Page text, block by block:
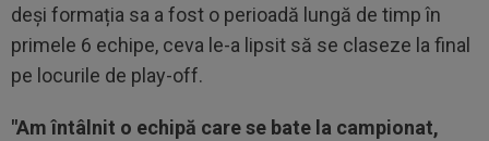
deși formația sa a fost o perioadă lungă de timp în
primele 6 echipe, ceva le-a lipsit să se claseze la final
pe locurile de play-off.
"Am întâlnit o echipă care se bate la campionat,